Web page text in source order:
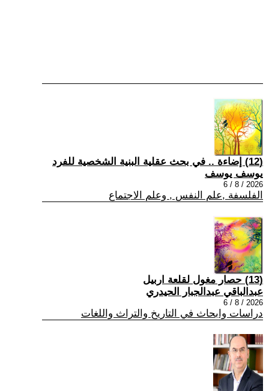
(12) إضاءة .. في بحث عقلية البنية الشخصية للفرد
يوسف يوسف
2026 / 8 / 6
الفلسفة ,علم النفس , وعلم الاجتماع
(13) حصار مغول لقلعة اربيل
عبدالباقي عبدالجبار الحيدري
2026 / 8 / 6
دراسات وابحاث في التاريخ والتراث واللغات